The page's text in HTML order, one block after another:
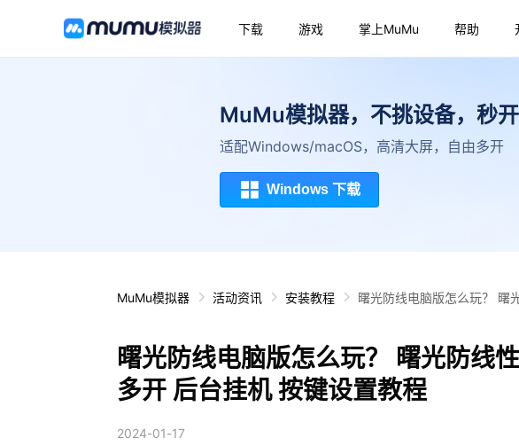
下载 游戏 掌上MuMu 帮助
MuMu模拟器，不挑设备，秒开
适配Windows/macOS，高清大屏，自由多开
Windows 下载
MuMu模拟器 活动资讯 安装教程 曙光防线电脑版怎么玩？ 曙
曙光防线电脑版怎么玩？ 曙光防线
多开 后台挂机 按键设置教程
2024-01-17